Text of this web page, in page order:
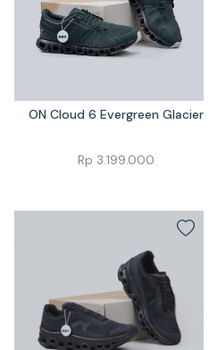
ON Cloud 6 Evergreen Glacier
Rp 3.199.000